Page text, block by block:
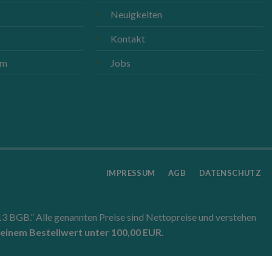
Neuigkeiten
Kontakt
Jobs
IMPRESSUM AGB DATENSCHUTZ
Alle genannten Preise sind Nettopreise und verstehen
Bestellwert unter 100,00 EUR.